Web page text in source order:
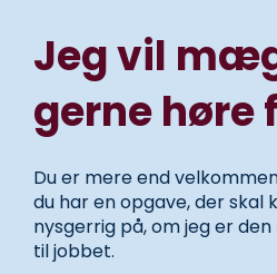
Jeg vil
gerne høre
Du er mere end
du har en opgave, der skal
nysgerrig på, om jeg er
til jobbet.